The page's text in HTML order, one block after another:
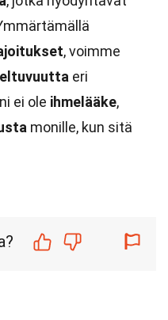
, voimme
eri
ei ole ihmelääke,
monille, kun sitä